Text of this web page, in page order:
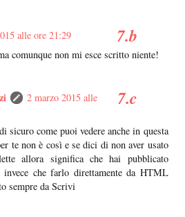
alle ore 21:29
comunque non mi esce scritto niente!
2 marzo 2015 alle
sicuro come puoi vedere anche in questa
te non è così e se dici di non aver usato
allora significa che hai pubblicato
invece che farlo direttamente da HTML
sempre da Scrivi